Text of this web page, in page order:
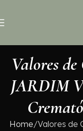
Valores
JARDIM
Home Valores de